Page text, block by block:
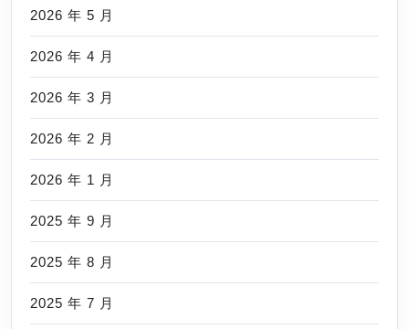
2026 年 5 月
2026 年 4 月
2026 年 3 月
2026 年 2 月
2026 年 1 月
2025 年 9 月
2025 年 8 月
2025 年 7 月